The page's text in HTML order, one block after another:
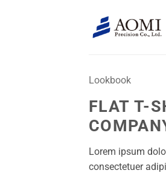
Lookbook
FLAT T-
Lorem ipsum
consectetuer